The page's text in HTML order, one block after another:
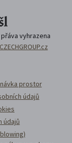
vyhrazena
CZECHGROUP.cz
prostor
údajů
údajů